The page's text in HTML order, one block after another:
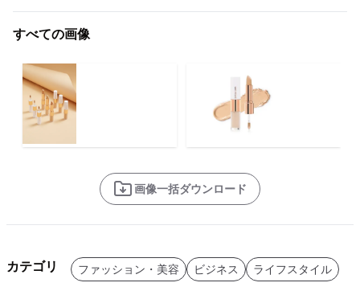
すべての画像
画像一括ダウンロード
カテゴリ ファッション・美容 ビジネス ライフスタイル